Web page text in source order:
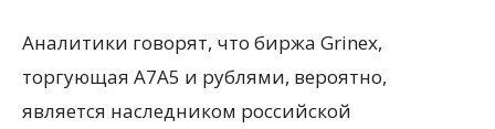
Аналитики говорят, что биржа Grinex,
торгующая A7A5 и рублями, вероятно,
является наследником российской